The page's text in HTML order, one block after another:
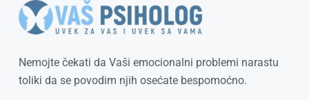
Nemojte čekati da Vaši emocionalni problemi narastu
toliki da se povodim njih osećate bespomoćno.